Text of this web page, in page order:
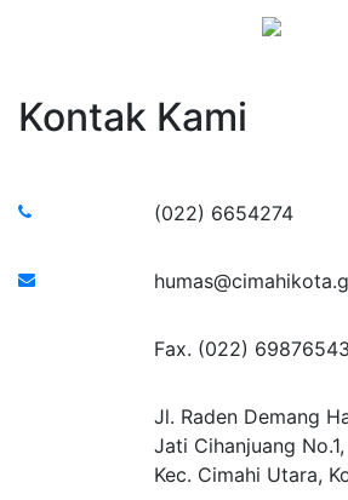
Kontak Kami
(022) 6654274
Fax. (022) 69876543
Jl. Raden Demang
Jati Cihanjuang
Kec. Cimahi Utara,